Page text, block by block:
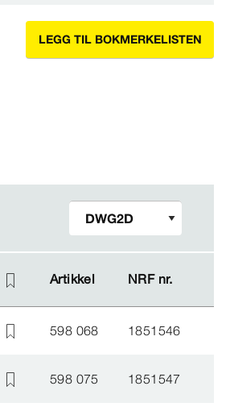
LEGG TIL BOKMERKELISTEN
Artikkel NRF nr.
Artikkel NRF nr.
598 068 1851546
598 075 1851547